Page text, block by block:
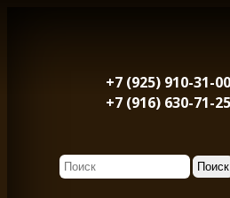
+7 (925) 910-31-00
+7 (916) 630-71-25